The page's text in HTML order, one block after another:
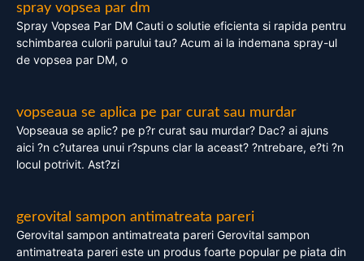
spray vopsea par dm
Spray Vopsea Par DM Cauti o solutie eficienta si rapida pentru
schimbarea culorii parului tau? Acum ai la indemana spray-ul
de vopsea par DM, o
vopseaua se aplica pe par curat sau murdar
Vopseaua se aplic? pe p?r curat sau murdar? Dac? ai ajuns
aici ?n c?utarea unui r?spuns clar la aceast? ?ntrebare, e?ti ?n
locul potrivit. Ast?zi
gerovital sampon antimatreata pareri
Gerovital sampon antimatreata pareri Gerovital sampon
antimatreata pareri este un produs foarte popular pe piata din